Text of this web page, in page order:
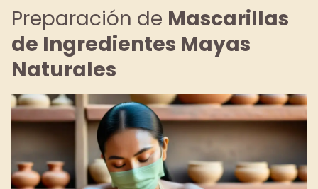
Preparación de Mascarillas
de Ingredientes Mayas
Naturales